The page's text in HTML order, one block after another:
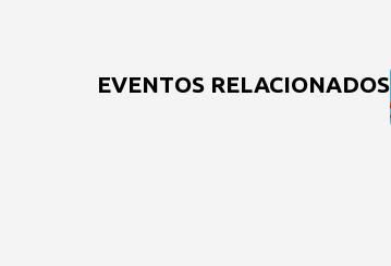
EVENTOS RELACIONADOS